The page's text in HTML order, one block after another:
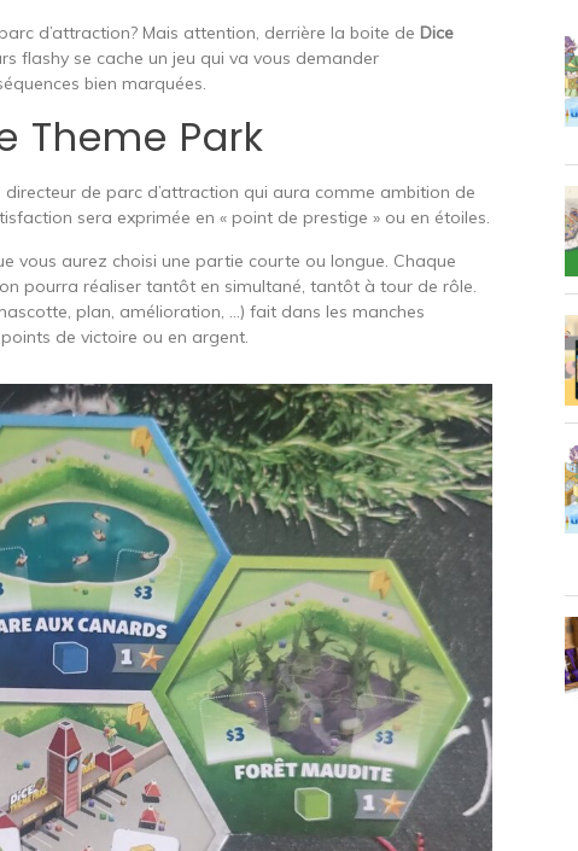
d’attraction? Mais attention, derrière la boite de Dice
flashy se cache un jeu qui va vous demander
bien marquées.
Theme Park
directeur de parc d’attraction qui aura comme ambition de
sera exprimée en « point de prestige » ou en étoiles.
vous aurez choisi une partie courte ou longue. Chaque
pourra réaliser tantôt en simultané, tantôt à tour de rôle.
plan, amélioration, …) fait dans les manches
de victoire ou en argent.